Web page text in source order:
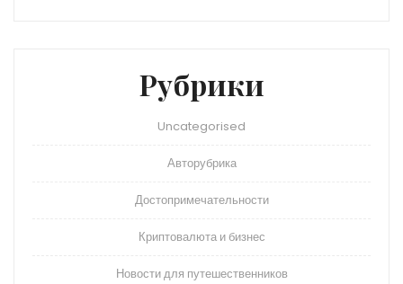
Рубрики
Uncategorised
Авторубрика
Достопримечательности
Криптовалюта и бизнес
Новости для путешественников